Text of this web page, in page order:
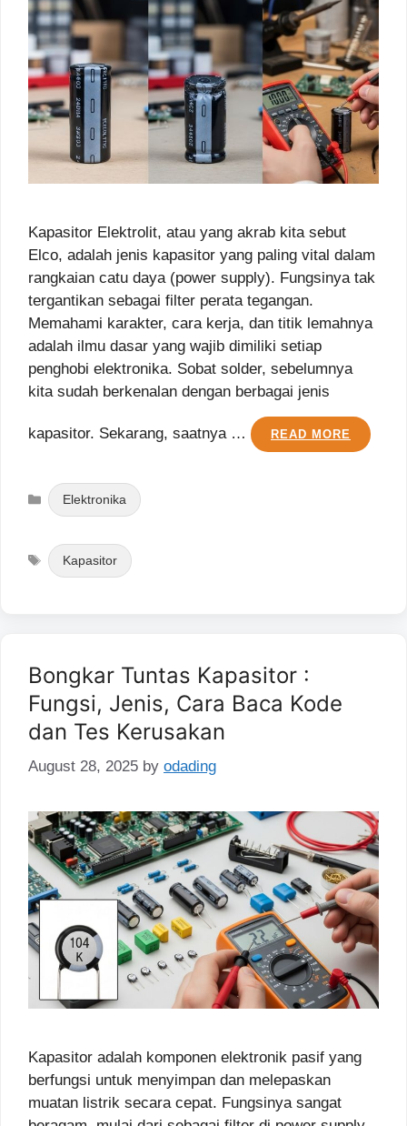
Kapasitor Elektrolit, atau yang akrab kita sebut
Elco, adalah jenis kapasitor yang paling vital dalam
rangkaian catu daya (power supply). Fungsinya tak
tergantikan sebagai filter perata tegangan.
Memahami karakter, cara kerja, dan titik lemahnya
adalah ilmu dasar yang wajib dimiliki setiap
penghobi elektronika. Sobat solder, sebelumnya
kita sudah berkenalan dengan berbagai jenis
kapasitor. Sekarang, saatnya … READ MORE
Categories
Elektronika
Tags
Kapasitor
Bongkar Tuntas Kapasitor :
Fungsi, Jenis, Cara Baca Kode
dan Tes Kerusakan
August 28, 2025 by odading
Kapasitor adalah komponen elektronik pasif yang
berfungsi untuk menyimpan dan melepaskan
muatan listrik secara cepat. Fungsinya sangat